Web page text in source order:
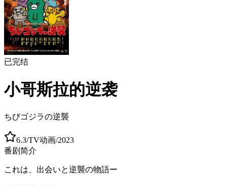
已完结
小哥斯拉的逆袭
ちびゴジラの逆襲
6.3/TV动画/2023
番剧简介
これは、出会いと逆襲の物語ー